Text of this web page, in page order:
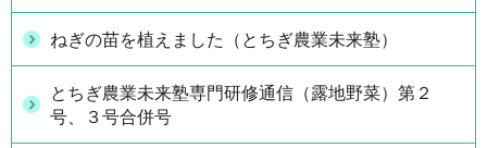
ねぎの苗を植えました（とちぎ農業未来塾）
とちぎ農業未来塾専門研修通信（露地野菜）第２
号、３号合併号